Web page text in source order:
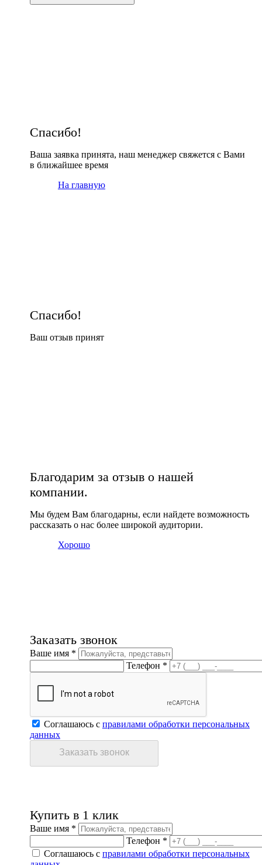
Спасибо!
Ваша заявка принята, наш менеджер свяжется с Вами
в ближайшее время
На главную
Спасибо!
Ваш отзыв принят
Благодарим за отзыв о нашей
компании.
Мы будем Вам благодарны, если найдете возможность
рассказать о нас более широкой аудитории.
Хорошо
Заказать звонок
Ваше имя *
Телефон *
Соглашаюсь с правилами обработки персональных
данных
Купить в 1 клик
Ваше имя *
Телефон *
Соглашаюсь с правилами обработки персональных